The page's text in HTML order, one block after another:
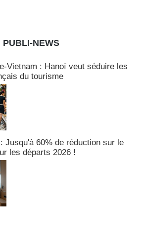
PUBLI-NEWS
Vietnam : Hanoï veut séduire les
du tourisme
Jusqu'à 60% de réduction sur le
les départs 2026 !